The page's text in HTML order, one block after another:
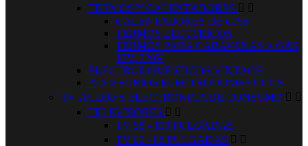
TERMOS Y CALENTADORES  
CALENTADORES DE GAS
TERMOS ELECTRICOS
TERMOS PARA CARAVANAS A GAS,
12V, 220V
ELECTRODOMESTICOS VINTAGE
ACCESORIOS ELECTRODOMESTICOS
TV, AUDIO Y ELECTRONICA DE CONSUMO  
TELEVISORES  
TV 98 - 100 PULGADAS
TV 80 - 86 PULGADAS  